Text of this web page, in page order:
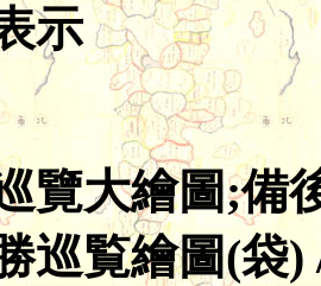
示
覽大繪圖;備
巡覧繪圖(袋